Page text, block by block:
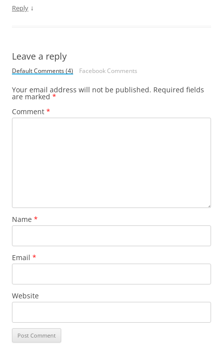
Reply ↓
Leave a reply
Default Comments (4) Facebook Comments
Your email address will not be published. Required fields
are marked *
Comment *
Name *
Email *
Website